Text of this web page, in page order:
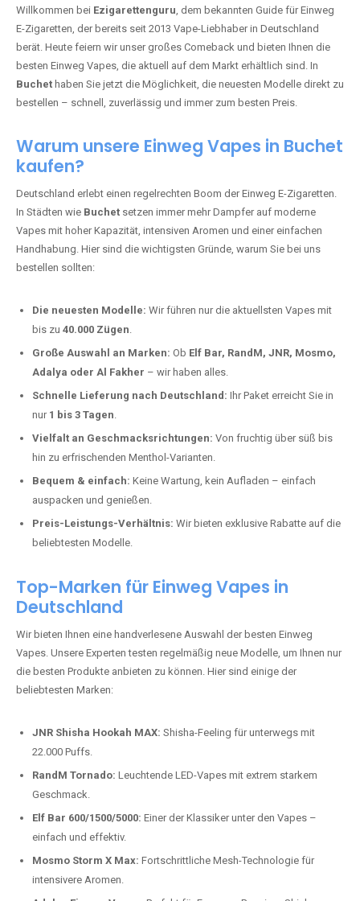
Willkommen bei Ezigarettenguru, dem bekannten Guide für Einweg
E-Zigaretten, der bereits seit 2013 Vape-Liebhaber in Deutschland
berät. Heute feiern wir unser großes Comeback und bieten Ihnen die
besten Einweg Vapes, die aktuell auf dem Markt erhältlich sind. In
Buchet haben Sie jetzt die Möglichkeit, die neuesten Modelle direkt zu
bestellen – schnell, zuverlässig und immer zum besten Preis.
Warum unsere Einweg Vapes in Buchet
kaufen?
Deutschland erlebt einen regelrechten Boom der Einweg E-Zigaretten.
In Städten wie Buchet setzen immer mehr Dampfer auf moderne
Vapes mit hoher Kapazität, intensiven Aromen und einer einfachen
Handhabung. Hier sind die wichtigsten Gründe, warum Sie bei uns
bestellen sollten:
Die neuesten Modelle: Wir führen nur die aktuellsten Vapes mit
bis zu 40.000 Zügen.
Große Auswahl an Marken: Ob Elf Bar, RandM, JNR, Mosmo,
Adalya oder Al Fakher – wir haben alles.
Schnelle Lieferung nach Deutschland: Ihr Paket erreicht Sie in
nur 1 bis 3 Tagen.
Vielfalt an Geschmacksrichtungen: Von fruchtig über süß bis
hin zu erfrischenden Menthol-Varianten.
Bequem & einfach: Keine Wartung, kein Aufladen – einfach
auspacken und genießen.
Preis-Leistungs-Verhältnis: Wir bieten exklusive Rabatte auf die
beliebtesten Modelle.
Top-Marken für Einweg Vapes in
Deutschland
Wir bieten Ihnen eine handverlesene Auswahl der besten Einweg
Vapes. Unsere Experten testen regelmäßig neue Modelle, um Ihnen nur
die besten Produkte anbieten zu können. Hier sind einige der
beliebtesten Marken:
JNR Shisha Hookah MAX: Shisha-Feeling für unterwegs mit
22.000 Puffs.
RandM Tornado: Leuchtende LED-Vapes mit extrem starkem
Geschmack.
Elf Bar 600/1500/5000: Einer der Klassiker unter den Vapes –
einfach und effektiv.
Mosmo Storm X Max: Fortschrittliche Mesh-Technologie für
intensivere Aromen.